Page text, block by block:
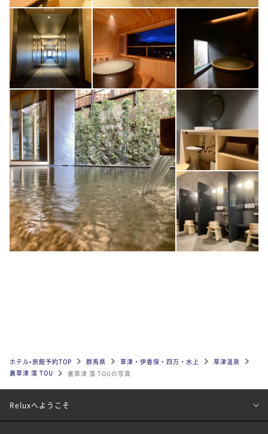
ホテル•旅館予約TOP 群馬県 草津・伊香保・四万・水上
草津温泉
裏草津 蕩 TOU
裏草津 蕩 TOUの写真
Reluxへようこそ